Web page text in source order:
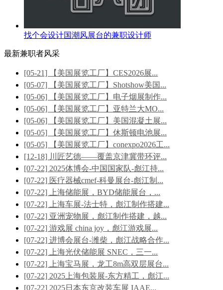
找个会设计国潮风展台的兼职设计师
最新兼职者风采
[05-21] 【美国展览工厂】CES2026展...
[05-07] 【美国展览工厂】Shotshow美国...
[05-06] 【美国展览工厂】电子烟展制作...
[05-06] 【美国展览工厂】亚特兰大MO...
[05-06] 【美国展览工厂】美国混凝土展...
[05-05] 【美国展览工厂】休斯顿电池展...
[05-05] 【美国展览工厂】conexpo2026工...
[12-18] 川匠艺德——覆盖京津冀带环评...
[07-22] 2025体博会-中国国家队-彪江持...
[07-22] 医疗器械cmef-科曼展台-彪江制...
[07-22] 上海储能展，BYD储能展台，...
[07-22] 上海车展-法士特，彪江制作搭建...
[07-22] 亚洲宠物展，彪江制作搭建，越...
[07-22] 游戏展 china joy，彪江游戏展...
[07-22] 进博会展台-潍柴，彪江战略合作...
[07-22] 上海光伏储能展 SNEC，三一...
[07-22] 上海宝马展，龙工8m高双层展台...
[07-22] 2025上海包装展-东方精工，彪江...
[07-22] 2025日本东京改装车展 IAAE...